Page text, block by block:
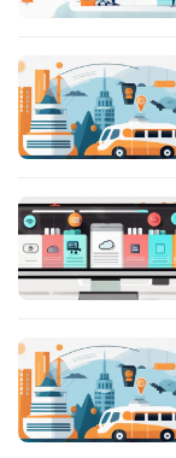
决
方
案
生
态
与
合
服
务
与